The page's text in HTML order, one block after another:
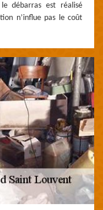
le débarras est réalisé
n’influe pas le coût